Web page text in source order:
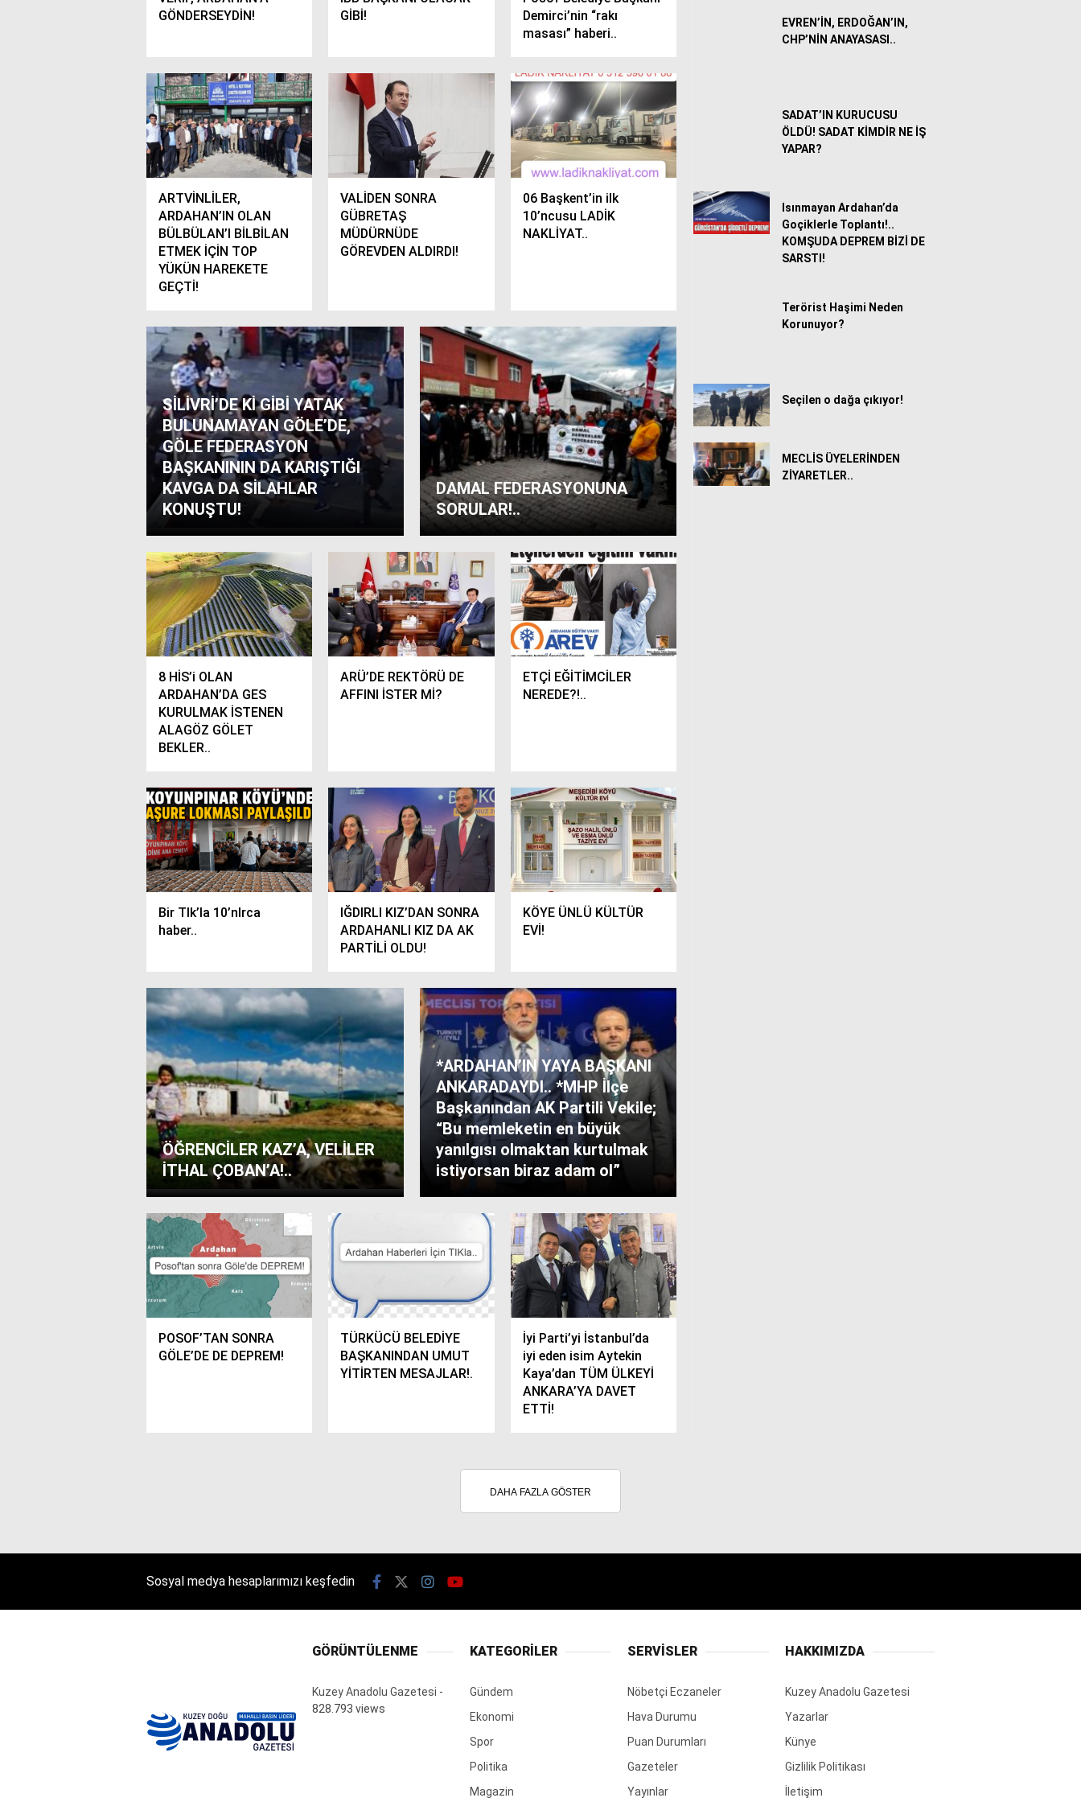
GÖNDERSEYDİN!
GİBİ!
Demirci’nin “rakı
masası” haberi..
ARTVİNLİLER,
ARDAHAN’IN OLAN
BÜLBÜLAN’I BİLBİLAN
ETMEK İÇİN TOP
YÜKÜN HAREKETE
GEÇTİ!
VALİDEN SONRA
GÜBRETAŞ
MÜDÜRNÜDE
GÖREVDEN ALDIRDI!
06 Başkent’in ilk
10’ncusu LADİK
NAKLİYAT..
SİLİVRİ’DE Kİ GİBİ YATAK
BULUNAMAYAN GÖLE’DE,
GÖLE FEDERASYON
BAŞKANININ DA KARIŞTIĞI
KAVGA DA SİLAHLAR
KONUŞTU!
DAMAL FEDERASYONUNA
SORULAR!..
8 HİS’i OLAN
ARDAHAN’DA GES
KURULMAK İSTENEN
ALAGÖZ GÖLET
BEKLER..
ARÜ’DE REKTÖRÜ DE
AFFINI İSTER Mİ?
ETÇİ EĞİTİMCİLER
NEREDE?!..
Bir TIk’la 10’nlrca
haber..
IĞDIRLI KIZ’DAN SONRA
ARDAHANLI KIZ DA AK
PARTİLİ OLDU!
KÖYE ÜNLÜ KÜLTÜR
EVİ!
ÖĞRENCİLER KAZ’A, VELİLER
İTHAL ÇOBAN’A!..
*ARDAHAN’IN YAYA BAŞKANI
ANKARADAYDI.. *MHP İlçe
Başkanından AK Partili Vekile;
“Bu memleketin en büyük
yanılgısı olmaktan kurtulmak
istiyorsan biraz adam ol”
POSOF’TAN SONRA
GÖLE’DE DE DEPREM!
TÜRKÜCÜ BELEDİYE
BAŞKANINDAN UMUT
YİTİRTEN MESAJLAR!.
İyi Parti’yi İstanbul’da
iyi eden isim Aytekin
Kaya’dan TÜM ÜLKEYİ
ANKARA’YA DAVET
ETTİ!
EVREN’İN, ERDOĞAN’IN,
CHP’NİN ANAYASASI..
SADAT’IN KURUCUSU
ÖLDÜ! SADAT KİMDİR NE İŞ
YAPAR?
Isınmayan Ardahan’da
Goçiklerle Toplantı!..
KOMŞUDA DEPREM BİZİ DE
SARSTI!
Terörist Haşimi Neden
Korunuyor?
Seçilen o dağa çıkıyor!
MECLİS ÜYELERİNDEN
ZİYARETLER..
DAHA FAZLA GÖSTER
Sosyal medya hesaplarımızı keşfedin
GÖRÜNTÜLENME
Kuzey Anadolu Gazetesi -
828.793 views
KATEGORİLER
Gündem
Ekonomi
Spor
Politika
Magazin
SERVİSLER
Nöbetçi Eczaneler
Hava Durumu
Puan Durumları
Gazeteler
Yayınlar
HAKKIMIZDA
Kuzey Anadolu Gazetesi
Yazarlar
Künye
Gizlilik Politikası
İletişim